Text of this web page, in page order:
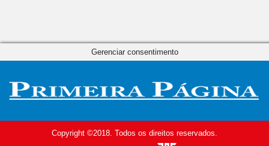
Copyright ©2018. Todos os direitos reservados.
Gerenciar consentimento